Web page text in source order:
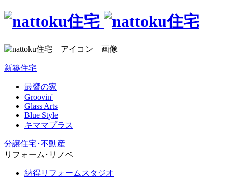
新築住宅
最響の家
Groovin'
Glass Arts
Blue Style
キママプラス
分譲住宅･不動産
リフォーム･リノベ
納得リフォームスタジオ